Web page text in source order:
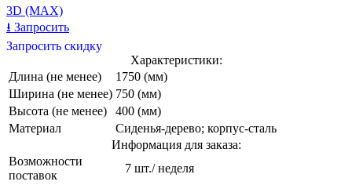
3D (MAX)
⭳ Запросить
Запросить скидку
Характеристики:
Длина (не менее)
1750 (мм)
Ширина (не менее) 750 (мм)
Высота (не менее)
400 (мм)
Материал
Сиденья-дерево; корпус-сталь
Информация для заказа:
Возможности
поставок
7 шт./ неделя